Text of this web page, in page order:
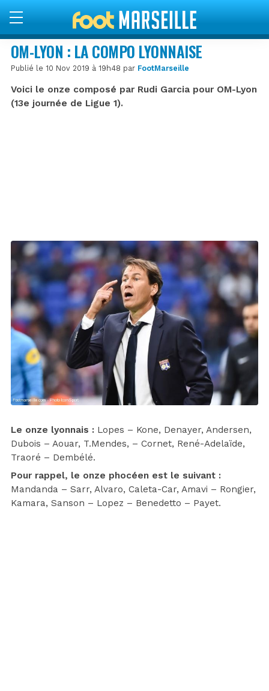
OM-LYON : LA COMPO LYONNAISE
Publié le 10 Nov 2019 à 19h48 par FootMarseille
Voici le onze composé par Rudi Garcia pour OM-Lyon
(13e journée de Ligue 1).
Le onze lyonnais : Lopes – Kone, Denayer, Andersen,
Dubois – Aouar, T.Mendes, – Cornet, René-Adelaïde,
Traoré – Dembélé.
Pour rappel, le onze phocéen est le suivant :
Mandanda – Sarr, Alvaro, Caleta-Car, Amavi – Rongier,
Kamara, Sanson – Lopez – Benedetto – Payet.